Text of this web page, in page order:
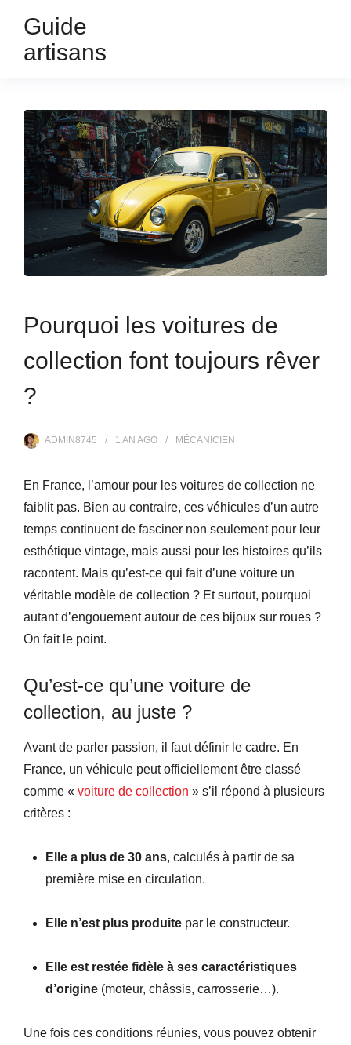
Guide
artisans
Pourquoi les voitures de
collection font toujours rêver
?
ADMIN8745 1 AN AGO MÉCANICIEN
En France, l’amour pour les voitures de collection ne
faiblit pas. Bien au contraire, ces véhicules d’un autre
temps continuent de fasciner non seulement pour leur
esthétique vintage, mais aussi pour les histoires qu’ils
racontent. Mais qu’est-ce qui fait d’une voiture un
véritable modèle de collection ? Et surtout, pourquoi
autant d’engouement autour de ces bijoux sur roues ?
On fait le point.
Qu’est-ce qu’une voiture de
collection, au juste ?
Avant de parler passion, il faut définir le cadre. En
France, un véhicule peut officiellement être classé
comme « voiture de collection » s’il répond à plusieurs
critères :
Elle a plus de 30 ans, calculés à partir de sa
première mise en circulation.
Elle n’est plus produite par le constructeur.
Elle est restée fidèle à ses caractéristiques
d’origine (moteur, châssis, carrosserie…).
Une fois ces conditions réunies, vous pouvez obtenir